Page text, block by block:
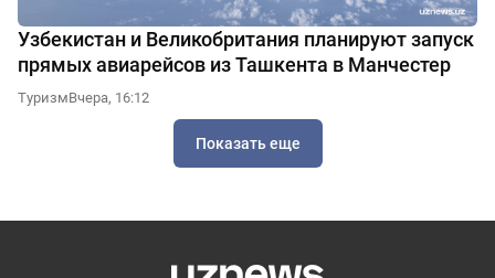
Узбекистан и Великобритания планируют запуск
прямых авиарейсов из Ташкента в Манчестер
ТуризмВчера, 16:12
Показать еще